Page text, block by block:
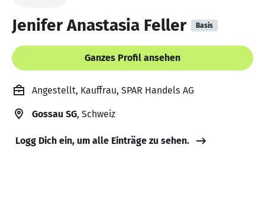
Jenifer Anastasia Feller Basis
Ganzes Profil ansehen
Angestellt, Kauffrau, SPAR Handels AG
Gossau SG, Schweiz
Logg Dich ein, um alle Einträge zu sehen.